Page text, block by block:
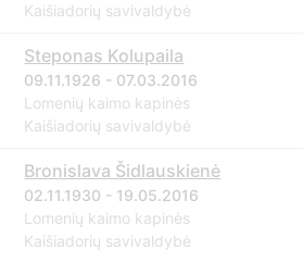
Kaišiadorių savivaldybė
Steponas Kolupaila
09.11.1926 - 07.03.2016
Lomenių kaimo kapinės
Kaišiadorių savivaldybė
Bronislava Šidlauskienė
02.11.1930 - 19.05.2016
Lomenių kaimo kapinės
Kaišiadorių savivaldybė